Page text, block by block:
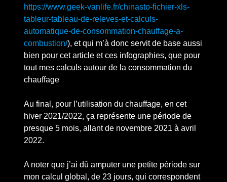
https://www.geek-vanlife.fr/chinasto-fichier-xls-
tableur-tableau-de-releves-et-calculs-
automatique-de-consommation-chauffage-a-
combustion/), et qui m’à donc servit de base aussi
bien pour cet article et ces infographies, que pour
tout mes calculs autour de la consommation du
chauffage
Au final, pour l’utilisation du chauffage, en cet
hiver 2021/2022, ça représente une période de
presque 5 mois, allant de novembre 2021 à avril
2022.
A noter que j’ai dû amputer une petite période sur
mon calcul global, de 23 jours, qui correspondent